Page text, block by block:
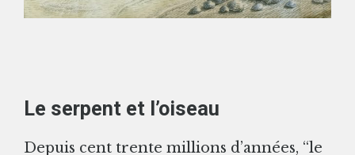
Le serpent et l’oiseau
Depuis cent trente millions d’années, “le